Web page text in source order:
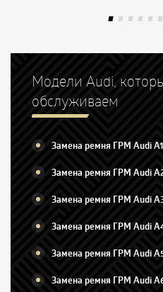
Модели Audi,
обслуживаем
Замена ремня ГРМ Audi A1
Замена ремня ГРМ Audi
Замена ремня ГРМ Audi
Замена ремня ГРМ Audi
Замена ремня ГРМ Audi
Замена ремня ГРМ Audi